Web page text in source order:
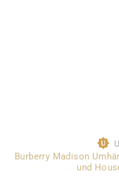
Burberry Madison
und